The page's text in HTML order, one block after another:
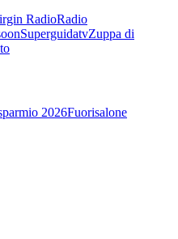
RadioRadio
SuperguidatvZuppa di
2026Fuorisalone